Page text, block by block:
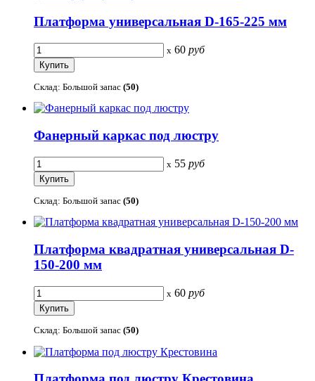
Платформа универсальная D-165-225 мм
x 60 руб
Склад: Большой запас (50)
Фанерный каркас под люстру
x 55 руб
Склад: Большой запас (50)
Платформа квадратная универсальная D-
150-200 мм
x 60 руб
Склад: Большой запас (50)